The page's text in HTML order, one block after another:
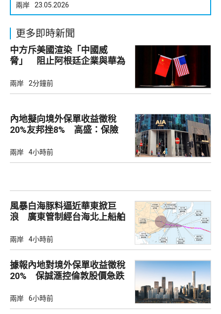
兩岸 23.05.2026
更多即時新聞
中方斥美國渲染「中國威
脅」 阻止阿根廷企業與華為
兩岸 2分鐘前
內地擬向境外保單收益徵稅
20%友邦挫8% 高盛：保險
兩岸 4小時前
風暴白海豚料逼近華東掀巨
浪 廣東管制經台海北上船舶
兩岸 4小時前
據報內地對境外保單收益徵稅
20% 保誠滙控倫敦股價急跌
兩岸 6小時前